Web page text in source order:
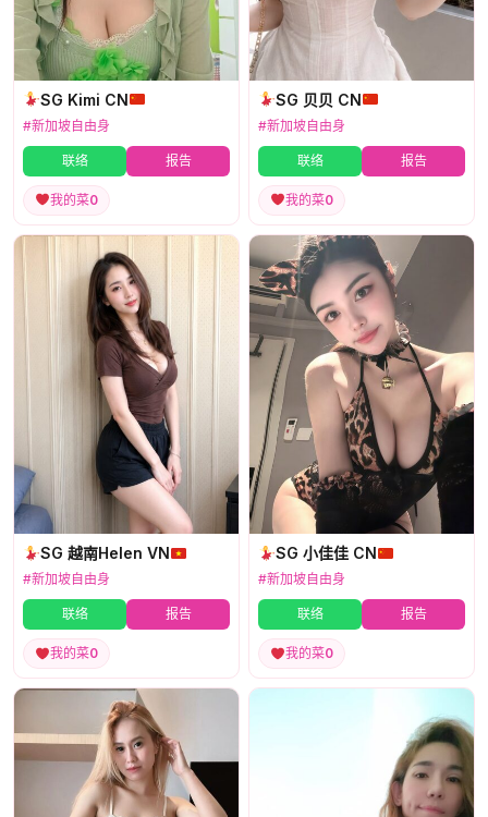
SG Kimi CN
#新加坡自由身
联络 报告
我的菜0
SG 贝贝 CN
#新加坡自由身
联络 报告
我的菜0
SG 越南Helen VN
#新加坡自由身
联络 报告
我的菜0
SG 小佳佳 CN
#新加坡自由身
联络 报告
我的菜0